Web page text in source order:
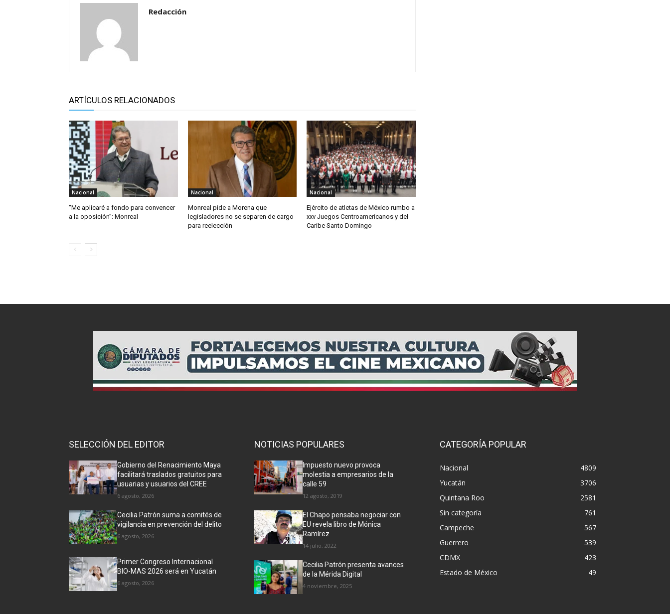
Redacción
ARTÍCULOS RELACIONADOS
Nacional
“Me aplicaré a fondo para convencer
a la oposición”: Monreal
Nacional
Monreal pide a Morena que
legisladores no se separen de cargo
para reelección
Nacional
Ejército de atletas de México rumbo a
xxv Juegos Centroamericanos y del
Caribe Santo Domingo
SELECCIÓN DEL EDITOR
Gobierno del Renacimiento Maya
facilitará traslados gratuitos para
usuarias y usuarios del CREE
6 agosto, 2026
Cecilia Patrón suma a comités de
vigilancia en prevención del delito
6 agosto, 2026
Primer Congreso Internacional
BIO-MAS 2026 será en Yucatán
6 agosto, 2026
NOTICIAS POPULARES
Impuesto nuevo provoca
molestia a empresarios de la
calle 59
12 agosto, 2019
El Chapo pensaba negociar con
EU revela libro de Mónica
Ramírez
14 julio, 2022
Cecilia Patrón presenta avances
de la Mérida Digital
4 noviembre, 2025
CATEGORÍA POPULAR
Nacional
4809
Yucatán
3706
Quintana Roo
2581
Sin categoría
761
Campeche
567
Guerrero
539
CDMX
423
Estado de México
49